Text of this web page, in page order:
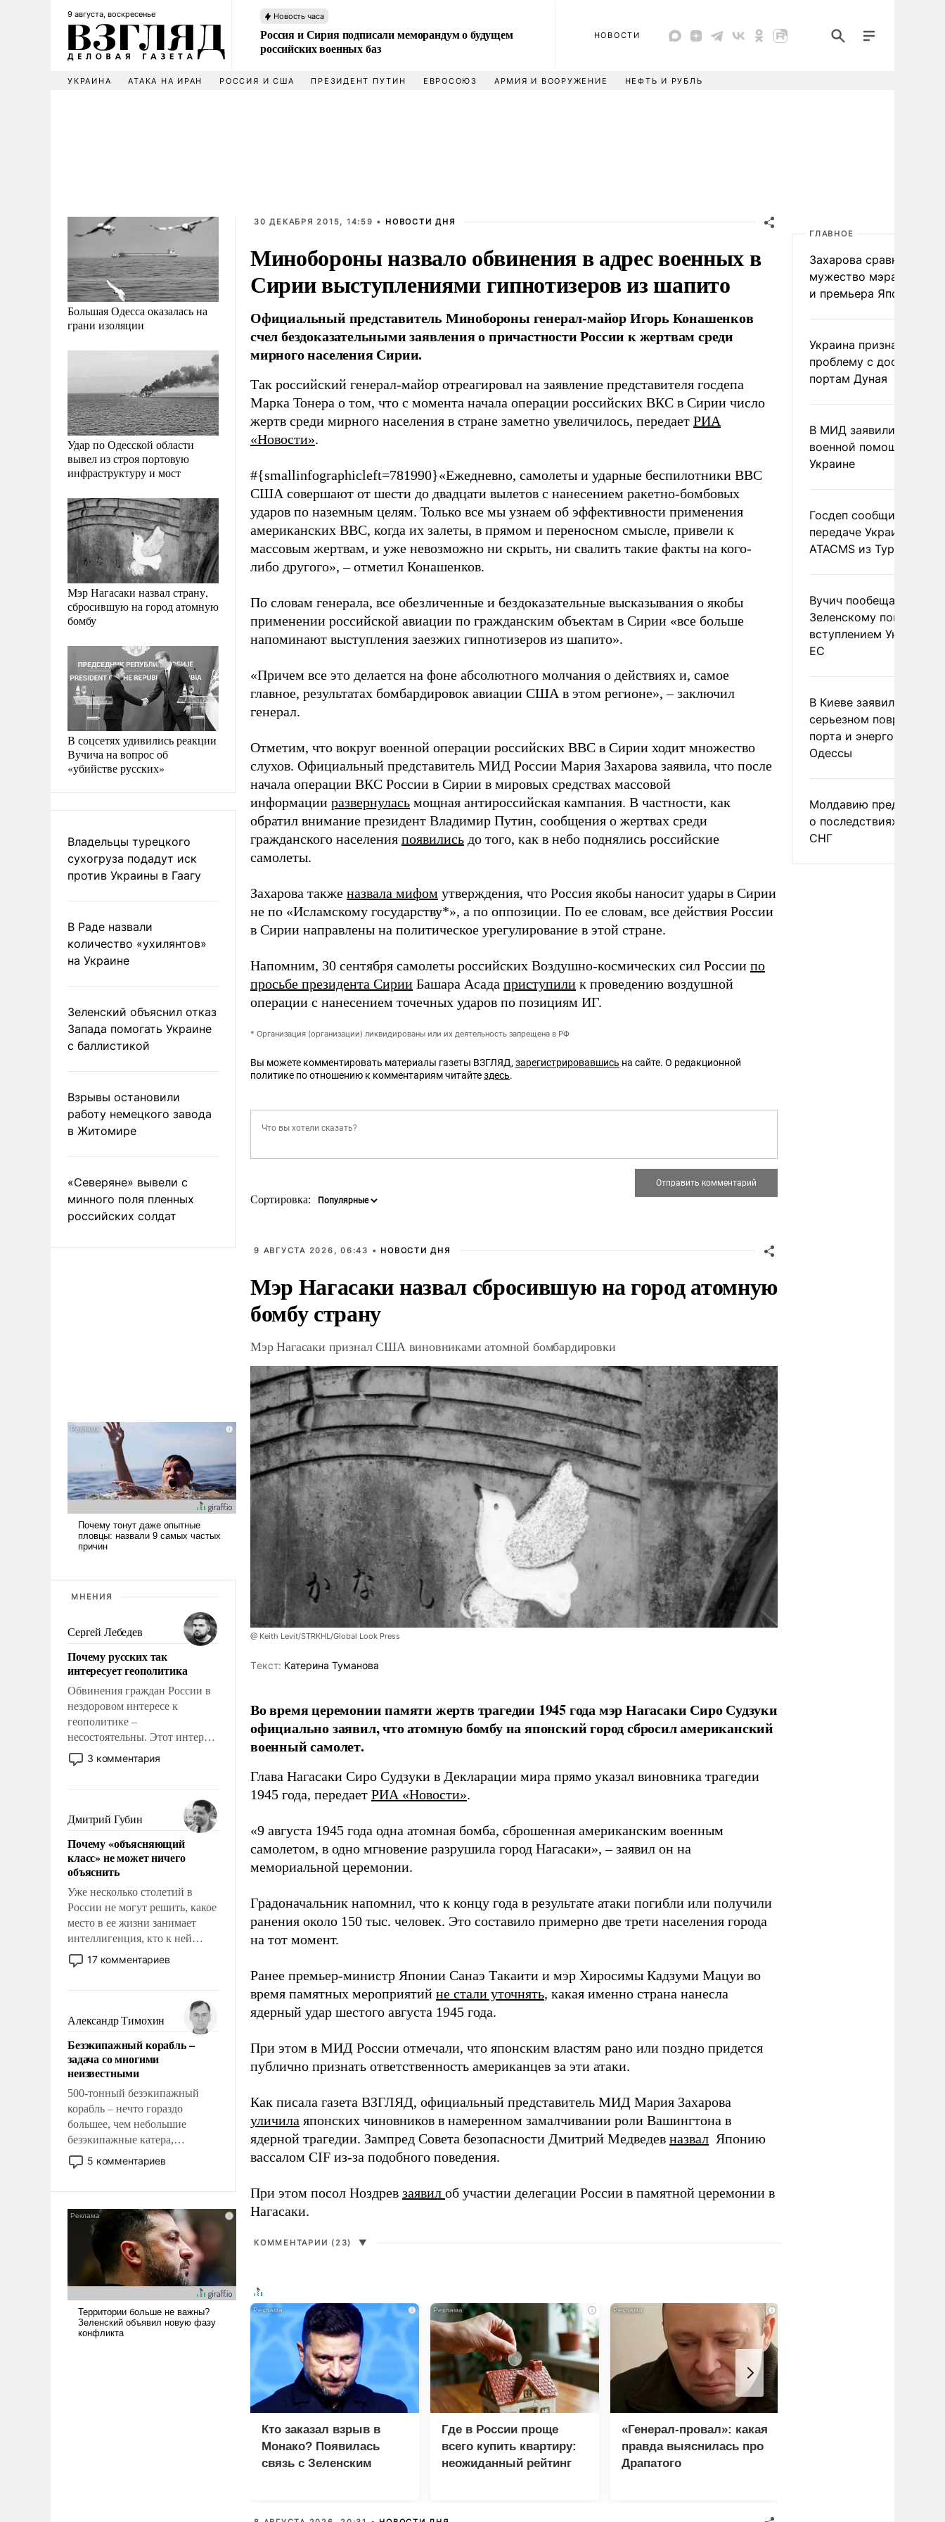
9 августа, воскресенье Новость часа
Россия и Сирия подписали меморандум о будущем
российских военных баз
НОВОСТИ
УКРАИНА АТАКА НА ИРАН РОССИЯ И США ПРЕЗИДЕНТ ПУТИН ЕВРОСОЮЗ АРМИЯ И ВООРУЖЕНИЕ НЕФТЬ И РУБЛЬ
Большая Одесса оказалась на
грани изоляции
Удар по Одесской области
вывел из строя портовую
инфраструктуру и мост
Мэр Нагасаки назвал страну,
сбросившую на город атомную
бомбу
В соцсетях удивились реакции
Вучича на вопрос об
«убийстве русских»
Владельцы турецкого
сухогруза подадут иск
против Украины в Гаагу
В Раде назвали
количество «ухилянтов»
на Украине
Зеленский объяснил отказ
Запада помогать Украине
с баллистикой
Взрывы остановили
работу немецкого завода
в Житомире
«Северяне» вывели с
минного поля пленных
российских солдат
МНЕНИЯ
Сергей Лебедев
Почему русских так
интересует геополитика
Обвинения граждан России в
нездоровом интересе к
геополитике –
несостоятельны. Этот интерес
рационален и прагматичен. Он
обусловлен тысячелетним
фундаментальным знанием,
что мировая политика имеет
свойство заявляться на порог
нашего дома.
3 комментария
Дмитрий Губин
Почему «объясняющий
класс» не может ничего
объяснить
Уже несколько столетий в
России не могут решить, какое
место в ее жизни занимает
интеллигенция, кто к ней
принадлежит, а кого из нее
исключили с правом
чем она отличается от просто
образованных людей. Иногда
казалось, что эти вопросы
решены раз и навсегда, но –
нет, не решены.
17 комментариев
Александр Тимохин
Безэкипажный корабль –
задача со многими
неизвестными
500-тонный безэкипажный
корабль – нечто гораздо
большее, чем небольшие
безэкипажные катера,
применение которых уже
стало обыденностью. Задача по
и ее реализация радикально
поднимет наши боевые
возможности.
5 комментариев
30 ДЕКАБРЯ 2015, 14:59 • НОВОСТИ ДНЯ
Минобороны назвало обвинения в адрес военных в
Сирии выступлениями гипнотизеров из шапито
Официальный представитель Минобороны генерал-майор Игорь Конашенков
счел бездоказательными заявления о причастности России к жертвам среди
мирного населения Сирии.
Так российский генерал-майор отреагировал на заявление представителя госдепа
Марка Тонера о том, что с момента начала операции российских ВКС в Сирии число
жертв среди мирного населения в стране заметно увеличилось, передает РИА
«Новости».
#{smallinfographicleft=781990}«Ежедневно, самолеты и ударные беспилотники ВВС
США совершают от шести до двадцати вылетов с нанесением ракетно-бомбовых
ударов по наземным целям. Только все мы узнаем об эффективности применения
американских ВВС, когда их залеты, в прямом и переносном смысле, привели к
массовым жертвам, и уже невозможно ни скрыть, ни свалить такие факты на кого-
либо другого», – отметил Конашенков.
По словам генерала, все обезличенные и бездоказательные высказывания о якобы
применении российской авиации по гражданским объектам в Сирии «все больше
напоминают выступления заезжих гипнотизеров из шапито».
«Причем все это делается на фоне абсолютного молчания о действиях и, самое
главное, результатах бомбардировок авиации США в этом регионе», – заключил
генерал.
Отметим, что вокруг военной операции российских ВВС в Сирии ходит множество
слухов. Официальный представитель МИД России Мария Захарова заявила, что после
начала операции ВКС России в Сирии в мировых средствах массовой
информации развернулась мощная антироссийская кампания. В частности, как
обратил внимание президент Владимир Путин, сообщения о жертвах среди
гражданского населения появились до того, как в небо поднялись российские
самолеты.
Захарова также назвала мифом утверждения, что Россия якобы наносит удары в Сирии
не по «Исламскому государству*», а по оппозиции. По ее словам, все действия России
в Сирии направлены на политическое урегулирование в этой стране.
Напомним, 30 сентября самолеты российских Воздушно-космических сил России по
просьбе президента Сирии Башара Асада приступили к проведению воздушной
операции с нанесением точечных ударов по позициям ИГ.
* Организация (организации) ликвидированы или их деятельность запрещена в РФ
Вы можете комментировать материалы газеты ВЗГЛЯД, зарегистрировавшись на сайте. О редакционной
политике по отношению к комментариям читайтездесь.
Сортировка:
9 АВГУСТА 2026, 06:43 • НОВОСТИ ДНЯ
Мэр Нагасаки назвал сбросившую на город атомную
бомбу страну
Мэр Нагасаки признал США виновниками атомной бомбардировки
@ Keith Levit/STRKHL/Global Look Press
Tекст: Катерина Туманова
Во время церемонии памяти жертв трагедии 1945 года мэр Нагасаки Сиро Судзуки
официально заявил, что атомную бомбу на японский город сбросил американский
военный самолет.
Глава Нагасаки Сиро Судзуки в Декларации мира прямо указал виновника трагедии
1945 года, передает РИА «Новости».
«9 августа 1945 года одна атомная бомба, сброшенная американским военным
самолетом, в одно мгновение разрушила город Нагасаки», – заявил он на
мемориальной церемонии.
Градоначальник напомнил, что к концу года в результате атаки погибли или получили
ранения около 150 тыс. человек. Это составило примерно две трети населения города
на тот момент.
Ранее премьер-министр Японии Санаэ Такаити и мэр Хиросимы Кадзуми Мацуи во
время памятных мероприятий не стали уточнять, какая именно страна нанесла
ядерный удар шестого августа 1945 года.
При этом в МИД России отмечали, что японским властям рано или поздно придется
публично признать ответственность американцев за эти атаки.
Как писала газета ВЗГЛЯД, официальный представитель МИД Мария Захарова
уличила японских чиновников в намеренном замалчивании роли Вашингтона в
ядерной трагедии. Зампред Совета безопасности Дмитрий Медведев назвал Японию
вассалом CIF из-за подобного поведения.
При этом посол Ноздрев заявил об участии делегации России в памятной церемонии в
Нагасаки.
КОММЕНТАРИИ (23) ▼
i
Кто заказал взрыв в
Монако? Появилась
связь с Зеленским
i
Где в России проще
всего купить квартиру:
неожиданный рейтинг
i
«Генерал-провал»: какая
правда выяснилась про
Драпатого
ГЛАВНОЕ
Захарова сравнила
мужество мэра
и премьера Японии
Украина признала
проблему с доступом к
портам Дуная
В МИД заявили о
военной помощи
Украине
Госдеп сообщил о
передаче Украине
ATACMS из Турции
Вучич пообещал
Зеленскому помочь со
вступлением Украины в
ЕС
В Киеве заявили о
серьезном
порта и энергообъектов
Одессы
Молдавию
о последствиях выхода
СНГ